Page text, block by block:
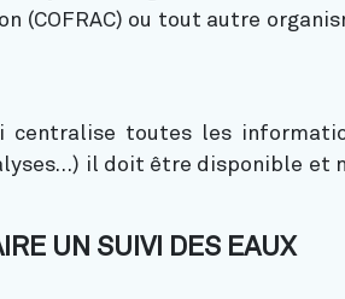
(COFRAC) ou tout autre
centralise toutes les
il doit être disponible et
UN SUIVI DES EAUX